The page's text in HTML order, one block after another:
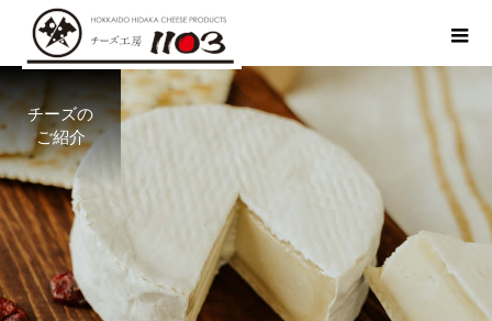
チーズの
ご紹介